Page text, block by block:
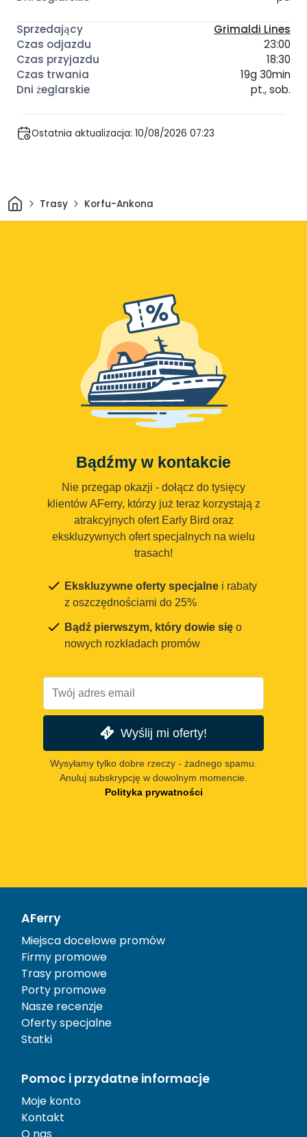
Grimaldi Lines
23:00
18:30
19g 30min
pt., sob.
Ostatnia aktualizacja: 10/08/2026 07:23
DomTrasy Korfu-Ankona
Bądźmy w kontakcie
Nie przegap okazji - dołącz do tysięcy
klientów AFerry, którzy już teraz korzystają z
atrakcyjnych ofert Early Bird oraz
ekskluzywnych ofert specjalnych na wielu
trasach!
Ekskluzywne oferty specjalne i rabaty
z oszczędnościami do 25%
Bądź pierwszym, który dowie się o
nowych rozkładach promów
Wyślij mi oferty!
Wysyłamy tylko dobre rzeczy - żadnego spamu.
Anuluj subskrypcję w dowolnym momencie.
Polityka prywatności
AFerry
Miejsca docelowe promów
Firmy promowe
Trasy promowe
Porty promowe
Nasze recenzje
Oferty specjalne
Statki
Pomoc i przydatne informacje
Moje konto
Kontakt
O nas